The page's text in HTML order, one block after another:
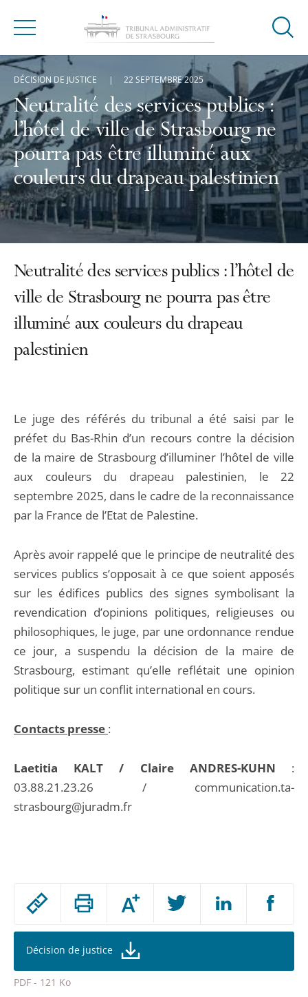
Menu
Ouvrir
de
Neutralité des services publics :
l’hôtel de ville de Strasbourg ne
pourra pas être illuminé aux
couleurs du drapeau palestinien
DÉCISION DE JUSTICE 22 SEPTEMBRE 2025
Passer
partage
l'article
pour
Augmenter
ou
la
taille
de
la
police
Décision de justice
PDF - 121 Ko
Neutralité des services publics : l’hôtel de
ville de Strasbourg ne pourra pas être
illuminé aux couleurs du drapeau
palestinien
Le juge des référés du tribunal a été saisi par le
préfet du Bas-Rhin d’un recours contre la décision
de la maire de Strasbourg d’illuminer l’hôtel de ville
aux couleurs du drapeau palestinien, le 22
septembre 2025, dans le cadre de la reconnaissance
par la France de l’Etat de Palestine.
Après avoir rappelé que le principe de neutralité des
services publics s’opposait à ce que soient apposés
sur les édifices publics des signes symbolisant la
revendication d’opinions politiques, religieuses ou
philosophiques, le juge, par une ordonnance rendue
ce jour, a suspendu la décision de la maire de
Strasbourg, estimant qu’elle reflétait une opinion
politique sur un conflit international en cours.
Contacts presse :
Laetitia KALT / Claire ANDRES-KUHN :
03.88.21.23.26 / communication.ta-
strasbourg@juradm.fr